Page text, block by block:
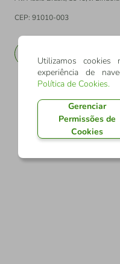
CEP: 91010-003
Utilizamos
experiência de
Política de Cookies.
Gerenciar
Permissões de
Cookies